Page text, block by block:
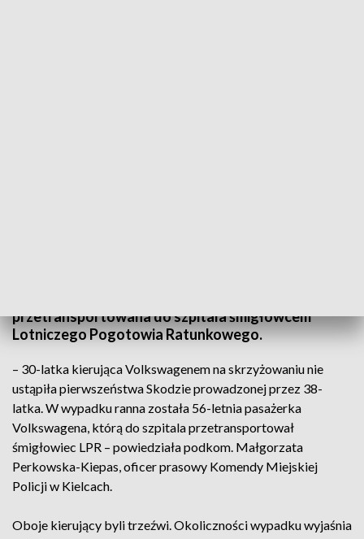
przetransportowana do szpitala śmigłowcem
Lotniczego Pogotowia Ratunkowego.
– 30-latka kierująca Volkswagenem na skrzyżowaniu nie
ustąpiła pierwszeństwa Skodzie prowadzonej przez 38-
latka. W wypadku ranna została 56-letnia pasażerka
Volkswagena, którą do szpitala przetransportował
śmigłowiec LPR – powiedziała podkom. Małgorzata
Perkowska-Kiepas, oficer prasowy Komendy Miejskiej
Policji w Kielcach.
Oboje kierujący byli trzeźwi. Okoliczności wypadku wyjaśnia